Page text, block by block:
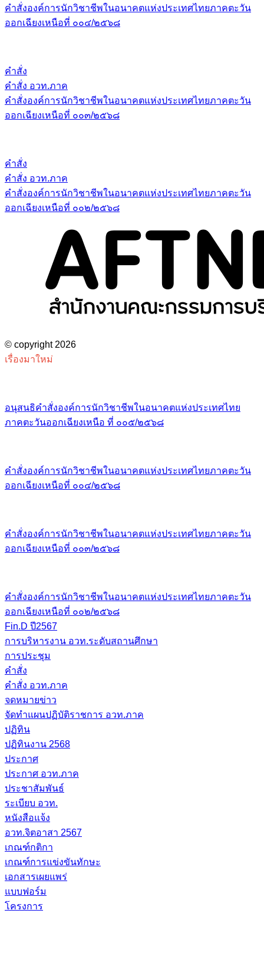
คำสั่งองค์การนักวิชาชีพในอนาคตแห่งประเทศไทยภาคตะวัน
ออกเฉียงเหนือที่ ๐๐๔/๒๕๖๘
คำสั่ง
คำสั่ง อวท.ภาค
คำสั่งองค์การนักวิชาชีพในอนาคตแห่งประเทศไทยภาคตะวัน
ออกเฉียงเหนือที่ ๐๐๓/๒๕๖๘
คำสั่ง
คำสั่ง อวท.ภาค
คำสั่งองค์การนักวิชาชีพในอนาคตแห่งประเทศไทยภาคตะวัน
ออกเฉียงเหนือที่ ๐๐๒/๒๕๖๘
© copyright 2026
เรื่องมาใหม่
อนุสนธิคำสั่งองค์การนักวิชาชีพในอนาคตแห่งประเทศไทย
ภาคตะวันออกเฉียงเหนือ ที่ ๐๐๕/๒๕๖๘
คำสั่งองค์การนักวิชาชีพในอนาคตแห่งประเทศไทยภาคตะวัน
ออกเฉียงเหนือที่ ๐๐๔/๒๕๖๘
คำสั่งองค์การนักวิชาชีพในอนาคตแห่งประเทศไทยภาคตะวัน
ออกเฉียงเหนือที่ ๐๐๓/๒๕๖๘
คำสั่งองค์การนักวิชาชีพในอนาคตแห่งประเทศไทยภาคตะวัน
ออกเฉียงเหนือที่ ๐๐๒/๒๕๖๘
Fin.D ปี2567
การบริหารงาน อวท.ระดับสถานศึกษา
การประชุม
คำสั่ง
คำสั่ง อวท.ภาค
จดหมายข่าว
จัดทำแผนปฏิบัติราชการ อวท.ภาค
ปฏิทิน
ปฏิทินงาน 2568
ประกาศ
ประกาศ อวท.ภาค
ประชาสัมพันธ์
ระเบียบ อวท.
หนังสือแจ้ง
อวท.จิตอาสา 2567
เกณฑ์กติกา
เกณฑ์การแข่งขันทักษะ
เอกสารเผยแพร่
แบบฟอร์ม
โครงการ